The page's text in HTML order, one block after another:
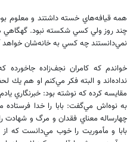
همه قيافه‌هاي خسته داشتند و معلوم
چند روز ولي كسي شكسته نبود. گهگاهي
نمي‌دانستند چه كسي به خانه‌شان خواهد
نداده‌اند و البته فكر مي‌كنم او هم يك
مقايسه كرده كه نوشته بود: خبرنگاري
به نوه‌اش مي‌گفت: بابا را خدا فرستاده
چهارساله معناي فقدان و مرگ و شهادت
بابا و مأموريت را خوب مي‌دانست كه